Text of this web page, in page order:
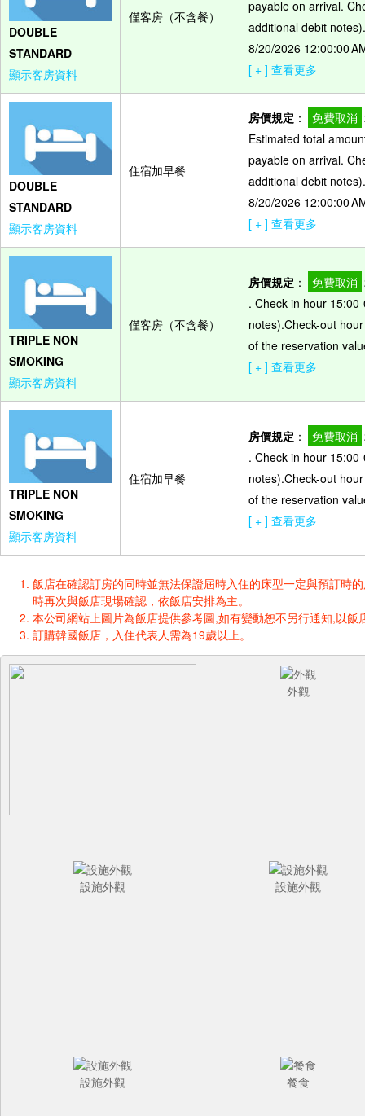
DOUBLE
STANDARD
顯示客房資料
僅客房（不含餐）
payable on arrival.
additional debit
8/20/2026 12:00:00
[ + ] 查看更多
DOUBLE
STANDARD
顯示客房資料
住宿加早餐
房價規定 ： 免費取消
Estimated total
payable on arrival.
additional debit
8/20/2026 12:00:00
[ + ] 查看更多
TRIPLE NON
SMOKING
顯示客房資料
僅客房（不含餐）
房價規定 ： 免費取消
. Check-in hour
notes).Check-out
of the reservation
[ + ] 查看更多
TRIPLE NON
SMOKING
顯示客房資料
住宿加早餐
房價規定 ： 免費取消
. Check-in hour
notes).Check-out
of the reservation
[ + ] 查看更多
飯店在確認訂房的同時並無法保證屆時入住的床型一定與預訂時
時再次與飯店現場確認，依飯店安排為主。
本公司網站上圖片為飯店提供參考圖,如有變動恕不另行通知,以飯
訂購韓國飯店，入住代表人需為19歲以上。
外觀
設施外觀 設施外觀
設施外觀 餐食